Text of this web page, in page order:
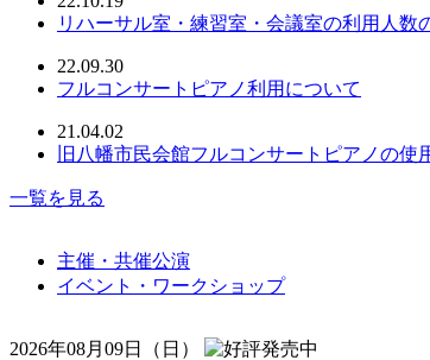
リハーサル室・練習室・会議室の利用人数
22.09.30
フルコンサートピアノ利用について
21.04.02
旧八幡市民会館フルコンサートピアノの使
一覧を見る
主催・共催公演
イベント・ワークショップ
2026年08月09日（日）